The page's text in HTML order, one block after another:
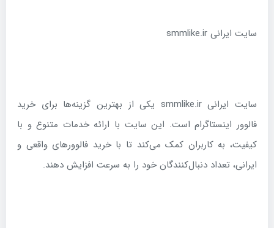
سایت ایرانی smmlike.ir
سایت ایرانی smmlike.ir یکی از بهترین گزینه‌ها برای خرید
فالوور اینستاگرام است. این سایت با ارائه خدمات متنوع و با
کیفیت، به کاربران کمک می‌کند تا با خرید فالوورهای واقعی و
ایرانی، تعداد دنبال‌کنندگان خود را به سرعت افزایش دهند.